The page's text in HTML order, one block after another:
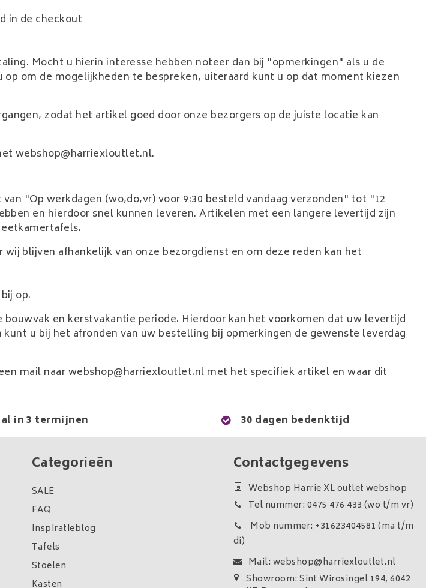
in de checkout
Mocht u hierin interesse hebben noteer dan bij "opmerkingen" als u de
om de mogelijkheden te bespreken, uiteraard kunt u op dat moment kiezen
zodat het artikel goed door onze bezorgers op de juiste locatie kan
webshop@harriexloutlet.nl.
"Op werkdagen (wo,do,vr) voor 9:30 besteld vandaag verzonden" tot "12
en hierdoor snel kunnen leveren. Artikelen met een langere levertijd zijn
blijven afhankelijk van onze bezorgdienst en om deze reden kan het
op.
en kerstvakantie periode. Hierdoor kan het voorkomen dat uw levertijd
u bij het afronden van uw bestelling bij opmerkingen de gewenste leverdag
mail naarwebshop@harriexloutlet.nl met het specifiek artikel en waar dit
in 3 termijnen 30 dagen bedenktijd
Categorieën
SALE
FAQ
Inspiratieblog
Tafels
Stoelen
Kasten
Contactgegevens
Webshop Harrie XL outlet webshop
Tel nummer: 0475 476 433 (wo t/m vr)
Mob nummer: +31623404581 (ma t/m
di)
Mail: webshop@harriexloutlet.nl
Showroom: Sint Wirosingel 194, 6042